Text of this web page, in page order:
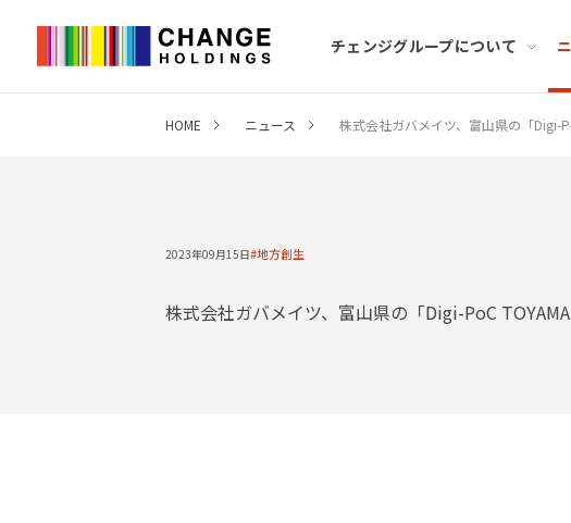
チェンジグループについて
HOME ニュース 株式会社ガバメイツ、富山県の「Digi-
2023年09月15日 地方創生
株式会社ガバメイツ、富山県の「Digi-PoC